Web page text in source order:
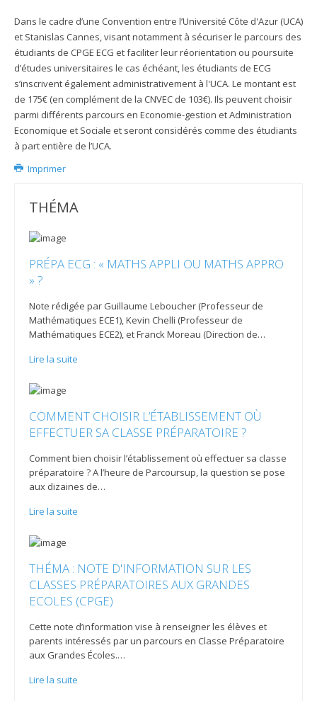
Dans le cadre d’une Convention entre l’Université Côte d'Azur (UCA)
et Stanislas Cannes, visant notamment à sécuriser le parcours des
étudiants de CPGE ECG et faciliter leur réorientation ou poursuite
d’études universitaires le cas échéant, les étudiants de ECG
s’inscrivent également administrativement à l'UCA. Le montant est
de 175€ (en complément de la CNVEC de 103€). Ils peuvent choisir
parmi différents parcours en Economie-gestion et Administration
Economique et Sociale et seront considérés comme des étudiants
à part entière de l’UCA.
Imprimer
THÉMA
PRÉPA ECG : « MATHS APPLI OU MATHS APPRO
» ?
Note rédigée par Guillaume Leboucher (Professeur de
Mathématiques ECE1), Kevin Chelli (Professeur de
Mathématiques ECE2), et Franck Moreau (Direction de…
Lire la suite
COMMENT CHOISIR L’ÉTABLISSEMENT OÙ
EFFECTUER SA CLASSE PRÉPARATOIRE ?
Comment bien choisir l’établissement où effectuer sa classe
préparatoire ? A l’heure de Parcoursup, la question se pose
aux dizaines de…
Lire la suite
THÉMA : NOTE D'INFORMATION SUR LES
CLASSES PRÉPARATOIRES AUX GRANDES
ECOLES (CPGE)
Cette note d’information vise à renseigner les élèves et
parents intéressés par un parcours en Classe Préparatoire
aux Grandes Écoles.…
Lire la suite